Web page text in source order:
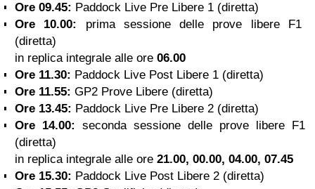
Ore 09.45: Paddock Live Pre Libere 1 (diretta)
Ore 10.00:
prima sessione delle prove libere F1
(diretta)
in replica integrale alle ore 06.00
Ore 11.30: Paddock Live Post Libere 1 (diretta)
Ore 11.55: GP2 Prove Libere (diretta)
Ore 13.45: Paddock Live Pre Libere 2 (diretta)
Ore 14.00:
seconda sessione delle prove libere F1
(diretta)
in replica integrale alle ore 21.00, 00.00, 04.00, 07.45
Ore 15.30: Paddock Live Post Libere 2 (diretta)